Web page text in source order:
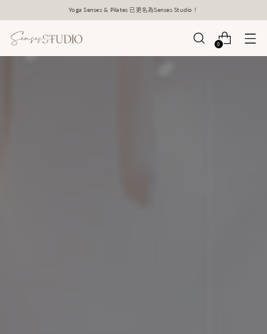
Yoga Senses & Pilates 已更名為Senses Studio！
0